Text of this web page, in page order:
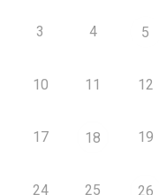
3 4 5
10 11 12
17 18 19
24 25 26